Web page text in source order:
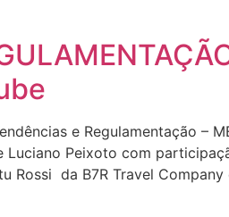
e Regulamentação –
Peixoto com
Rossi da B7R Travel